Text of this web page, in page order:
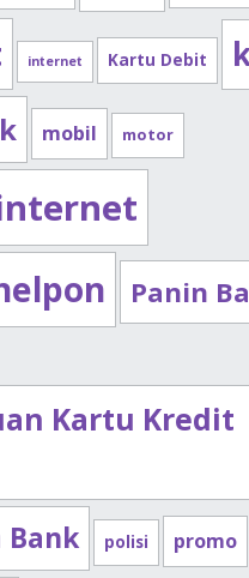
internet Kartu Debit
mobil motor
Panin
Kartu Kredit
Bank polisi promo